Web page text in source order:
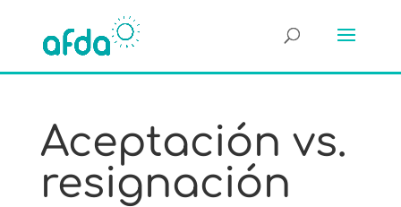
Aceptación vs.
resignación